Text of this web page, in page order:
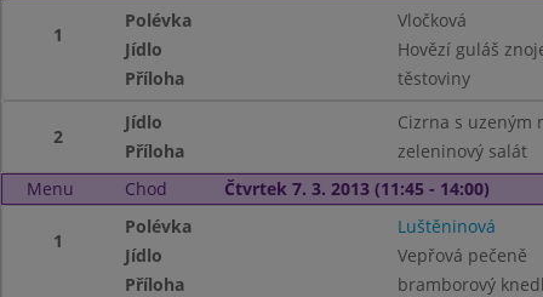
1
Polévka
Vločková
Jídlo
Hovězí guláš
Příloha
těstoviny
2
Jídlo
Cizrna s uzeným
Příloha
zeleninový salát
Menu
Chod Čtvrtek 7. 3. 2013 (11:45 - 14:00)
1
Polévka
Luštěninová
Jídlo
Vepřová pečeně
Příloha
bramborový